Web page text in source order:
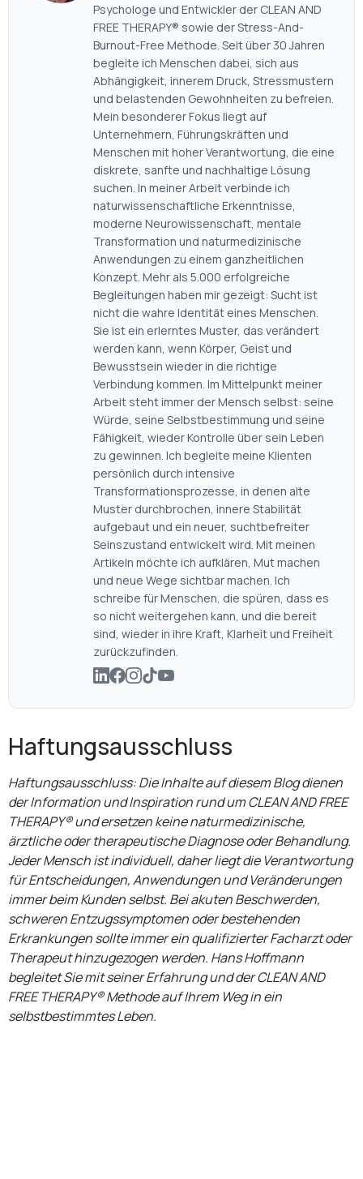
Psychologe und Entwickler der CLEAN AND
FREE THERAPY® sowie der Stress-And-
Burnout-Free Methode. Seit über 30 Jahren
begleite ich Menschen dabei, sich aus
Abhängigkeit, innerem Druck, Stressmustern
und belastenden Gewohnheiten zu befreien.
Mein besonderer Fokus liegt auf
Unternehmern, Führungskräften und
Menschen mit hoher Verantwortung, die eine
diskrete, sanfte und nachhaltige Lösung
suchen. In meiner Arbeit verbinde ich
naturwissenschaftliche Erkenntnisse,
moderne Neurowissenschaft, mentale
Transformation und naturmedizinische
Anwendungen zu einem ganzheitlichen
Konzept. Mehr als 5.000 erfolgreiche
Begleitungen haben mir gezeigt: Sucht ist
nicht die wahre Identität eines Menschen.
Sie ist ein erlerntes Muster, das verändert
werden kann, wenn Körper, Geist und
Bewusstsein wieder in die richtige
Verbindung kommen. Im Mittelpunkt meiner
Arbeit steht immer der Mensch selbst: seine
Würde, seine Selbstbestimmung und seine
Fähigkeit, wieder Kontrolle über sein Leben
zu gewinnen. Ich begleite meine Klienten
persönlich durch intensive
Transformationsprozesse, in denen alte
Muster durchbrochen, innere Stabilität
aufgebaut und ein neuer, suchtbefreiter
Seinszustand entwickelt wird. Mit meinen
Artikeln möchte ich aufklären, Mut machen
und neue Wege sichtbar machen. Ich
schreibe für Menschen, die spüren, dass es
so nicht weitergehen kann, und die bereit
sind, wieder in ihre Kraft, Klarheit und Freiheit
zurückzufinden.
Haftungsausschluss
Haftungsausschluss: Die Inhalte auf diesem Blog dienen
der Information und Inspiration rund um CLEAN AND FREE
THERAPY® und ersetzen keine naturmedizinische,
ärztliche oder therapeutische Diagnose oder Behandlung.
Jeder Mensch ist individuell, daher liegt die Verantwortung
für Entscheidungen, Anwendungen und Veränderungen
immer beim Kunden selbst. Bei akuten Beschwerden,
schweren Entzugssymptomen oder bestehenden
Erkrankungen sollte immer ein qualifizierter Facharzt oder
Therapeut hinzugezogen werden. Hans Hoffmann
begleitet Sie mit seiner Erfahrung und der CLEAN AND
FREE THERAPY® Methode auf Ihrem Weg in ein
selbstbestimmtes Leben.